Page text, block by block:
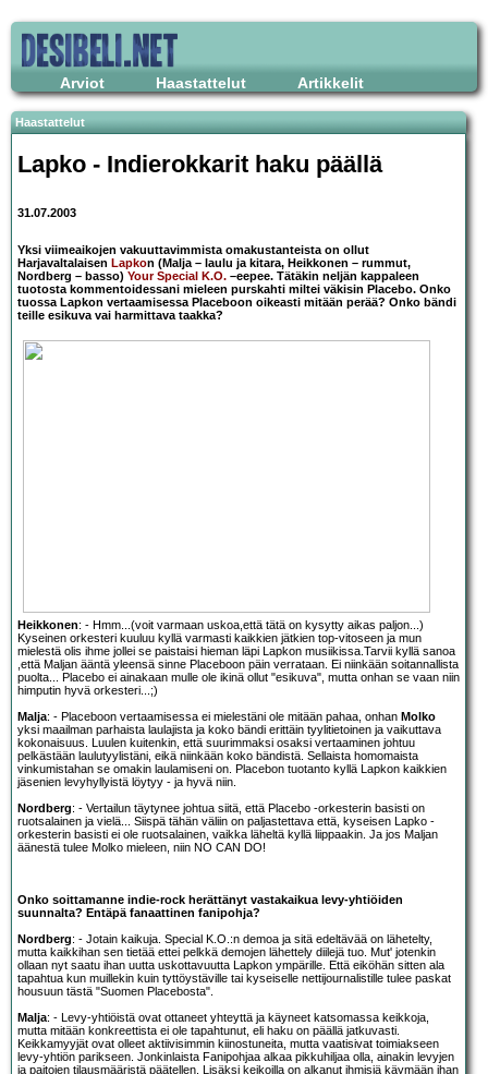
Arviot Haastattelut Artikkelit
Haastattelut
Lapko - Indierokkarit haku päällä
31.07.2003
Yksi viimeaikojen vakuuttavimmista omakustanteista on ollut
Harjavaltalaisen Lapkon (Malja – laulu ja kitara, Heikkonen – rummut,
Nordberg – basso) Your Special K.O. –eepee. Tätäkin neljän kappaleen
tuotosta kommentoidessani mieleen purskahti miltei väkisin Placebo. Onko
tuossa Lapkon vertaamisessa Placeboon oikeasti mitään perää? Onko bändi
teille esikuva vai harmittava taakka?
Heikkonen: - Hmm...(voit varmaan uskoa,että tätä on kysytty aikas paljon...)
Kyseinen orkesteri kuuluu kyllä varmasti kaikkien jätkien top-vitoseen ja mun
mielestä olis ihme jollei se paistaisi hieman läpi Lapkon musiikissa.Tarvii kyllä sanoa
,että Maljan ääntä yleensä sinne Placeboon päin verrataan. Ei niinkään soitannallista
puolta... Placebo ei ainakaan mulle ole ikinä ollut "esikuva", mutta onhan se vaan niin
himputin hyvä orkesteri...;)
Malja: - Placeboon vertaamisessa ei mielestäni ole mitään pahaa, onhan Molko
yksi maailman parhaista laulajista ja koko bändi erittäin tyylitietoinen ja vaikuttava
kokonaisuus. Luulen kuitenkin, että suurimmaksi osaksi vertaaminen johtuu
pelkästään laulutyylistäni, eikä niinkään koko bändistä. Sellaista homomaista
vinkumistahan se omakin laulamiseni on. Placebon tuotanto kyllä Lapkon kaikkien
jäsenien levyhyllyistä löytyy - ja hyvä niin.
Nordberg: - Vertailun täytynee johtua siitä, että Placebo -orkesterin basisti on
ruotsalainen ja vielä... Siispä tähän väliin on paljastettava että, kyseisen Lapko -
orkesterin basisti ei ole ruotsalainen, vaikka läheltä kyllä liippaakin. Ja jos Maljan
äänestä tulee Molko mieleen, niin NO CAN DO!
Onko soittamanne indie-rock herättänyt vastakaikua levy-yhtiöiden
suunnalta? Entäpä fanaattinen fanipohja?
Nordberg: - Jotain kaikuja. Special K.O.:n demoa ja sitä edeltävää on lähetelty,
mutta kaikkihan sen tietää ettei pelkkä demojen lähettely diilejä tuo. Mut' jotenkin
ollaan nyt saatu ihan uutta uskottavuutta Lapkon ympärille. Että eiköhän sitten ala
tapahtua kun muillekin kuin tyttöystäville tai kyseiselle nettijournalistille tulee paskat
housuun tästä "Suomen Placebosta".
Malja: - Levy-yhtiöistä ovat ottaneet yhteyttä ja käyneet katsomassa keikkoja,
mutta mitään konkreettista ei ole tapahtunut, eli haku on päällä jatkuvasti.
Keikkamyyjät ovat olleet aktiivisimmin kiinostuneita, mutta vaatisivat toimiakseen
levy-yhtiön parikseen. Jonkinlaista Fanipohjaa alkaa pikkuhiljaa olla, ainakin levyjen
ja paitojen tilausmääristä päätellen. Lisäksi keikoilla on alkanut ihmisiä käymään ihan